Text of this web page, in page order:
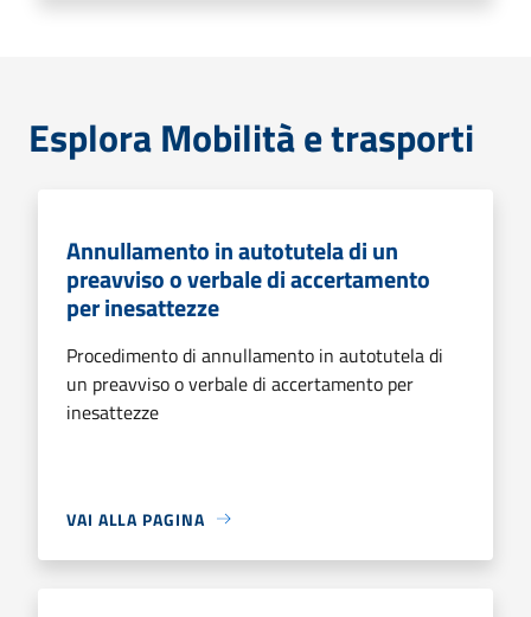
Esplora Mobilità e trasporti
Annullamento in autotutela di un
preavviso o verbale di accertamento
per inesattezze
Procedimento di annullamento in autotutela di
un preavviso o verbale di accertamento per
inesattezze
VAI ALLA PAGINA